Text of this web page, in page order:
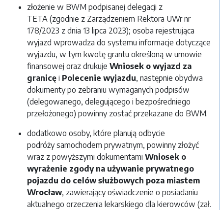
złożenie w BWM podpisanej delegacji z
TETA (zgodnie z Zarządzeniem Rektora UWr nr
178/2023 z dnia 13 lipca 2023); osoba rejestrująca
wyjazd wprowadza do systemu informacje dotyczące
wyjazdu, w tym kwotę grantu określoną w umowie
finansowej oraz drukuje Wniosek o wyjazd za
granicę i Polecenie wyjazdu, następnie obydwa
dokumenty po zebraniu wymaganych podpisów
(delegowanego, delegującego i bezpośredniego
przełożonego) powinny zostać przekazane do BWM.
dodatkowo osoby, które planują odbycie
podróży samochodem prywatnym, powinny złożyć
wraz z powyższymi dokumentami Wniosek o
wyrażenie zgody na używanie prywatnego
pojazdu do celów służbowych poza miastem
Wrocław, zawierający oświadczenie o posiadaniu
aktualnego orzeczenia lekarskiego dla kierowców (zał.